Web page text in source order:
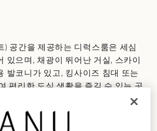
공간을 제공하는 디럭스룸은 세심
있으며, 채광이 뛰어난 거실, 스카이
발코니가 있고, 킹사이즈 침대 또는
편리한 도심 생활을 즐길 수 있는 곳
객실을 연결하여 가족 및 친구들과
확보할 수도 있습니다.